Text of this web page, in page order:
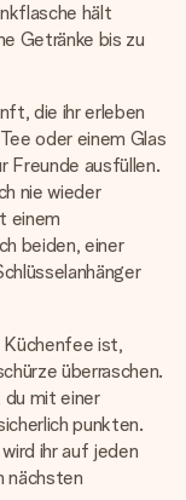
hält
Getränke bis zu
die ihr erleben
oder einem Glas
Freunde ausfüllen.
nie wieder
einem
beiden, einer
Küchenfee ist,
überraschen.
mit einer
punkten.
ihr auf jeden
nächsten